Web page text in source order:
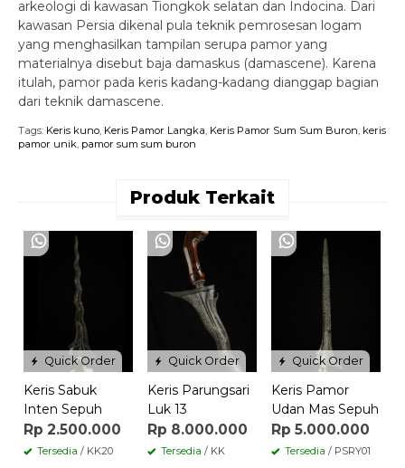
arkeologi di kawasan Tiongkok selatan dan Indocina. Dari
kawasan Persia dikenal pula teknik pemrosesan logam
yang menghasilkan tampilan serupa pamor yang
materialnya disebut baja damaskus (damascene). Karena
itulah, pamor pada keris kadang-kadang dianggap bagian
dari teknik damascene.
Tags: Keris kuno Keris Pamor Langka Keris Pamor Sum Sum Buron keris
pamor unik pamor sum sum buron
Produk Terkait
Quick Order
Keris Sabuk
Inten Sepuh
Rp 2.500.000
Tersedia / KK20
Quick Order
Keris Parungsari
Luk 13
Rp 8.000.000
Tersedia / KK
Quick Order
Keris Pamor
Udan Mas Sepuh
Rp 5.000.000
Tersedia / PSRY01